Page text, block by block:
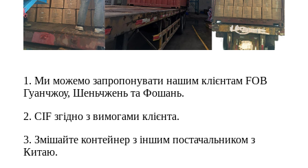
1. Ми можемо запропонувати нашим клієнтам FOB
Гуанчжоу, Шеньчжень та Фошань.
2. CIF згідно з вимогами клієнта.
3. Змішайте контейнер з іншим постачальником з
Китаю.